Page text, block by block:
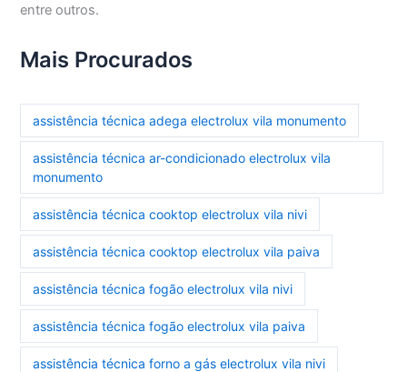
entre outros.
Mais Procurados
assistência técnica adega electrolux vila monumento
assistência técnica ar-condicionado electrolux vila
monumento
assistência técnica cooktop electrolux vila nivi
assistência técnica cooktop electrolux vila paiva
assistência técnica fogão electrolux vila nivi
assistência técnica fogão electrolux vila paiva
assistência técnica forno a gás electrolux vila nivi